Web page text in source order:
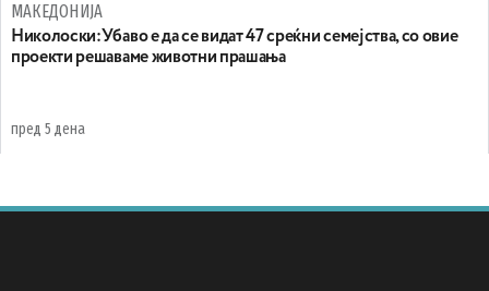
МАКЕДОНИЈА
Николоски:Убаво е да се видат 47 среќни семејства, со овие
проекти решаваме животни прашања
пред 5 дена